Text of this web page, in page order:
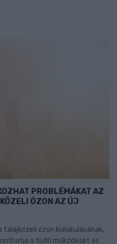
PROBLÉMÁKAT AZ
ÓZON AZ ÚJ
talajközeli ózon kialakulásának,
a tüdő működését és